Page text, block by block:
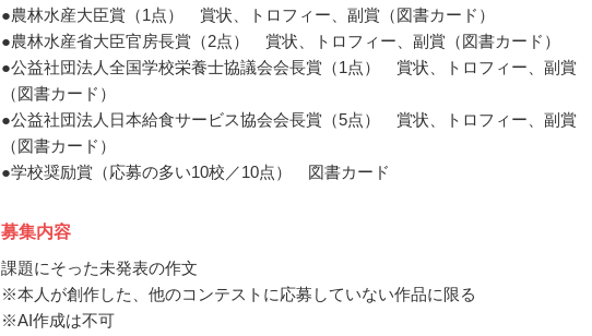
●農林水産大臣賞（1点） 賞状、トロフィー、副賞（図書カード）
●農林水産省大臣官房長賞（2点） 賞状、トロフィー、副賞（図書カード）
●公益社団法人全国学校栄養士協議会会長賞（1点） 賞状、トロフィー、副賞
（図書カード）
●公益社団法人日本給食サービス協会会長賞（5点） 賞状、トロフィー、副賞
（図書カード）
●学校奨励賞（応募の多い10校／10点） 図書カード
募集内容
課題にそった未発表の作文
※本人が創作した、他のコンテストに応募していない作品に限る
※AI作成は不可